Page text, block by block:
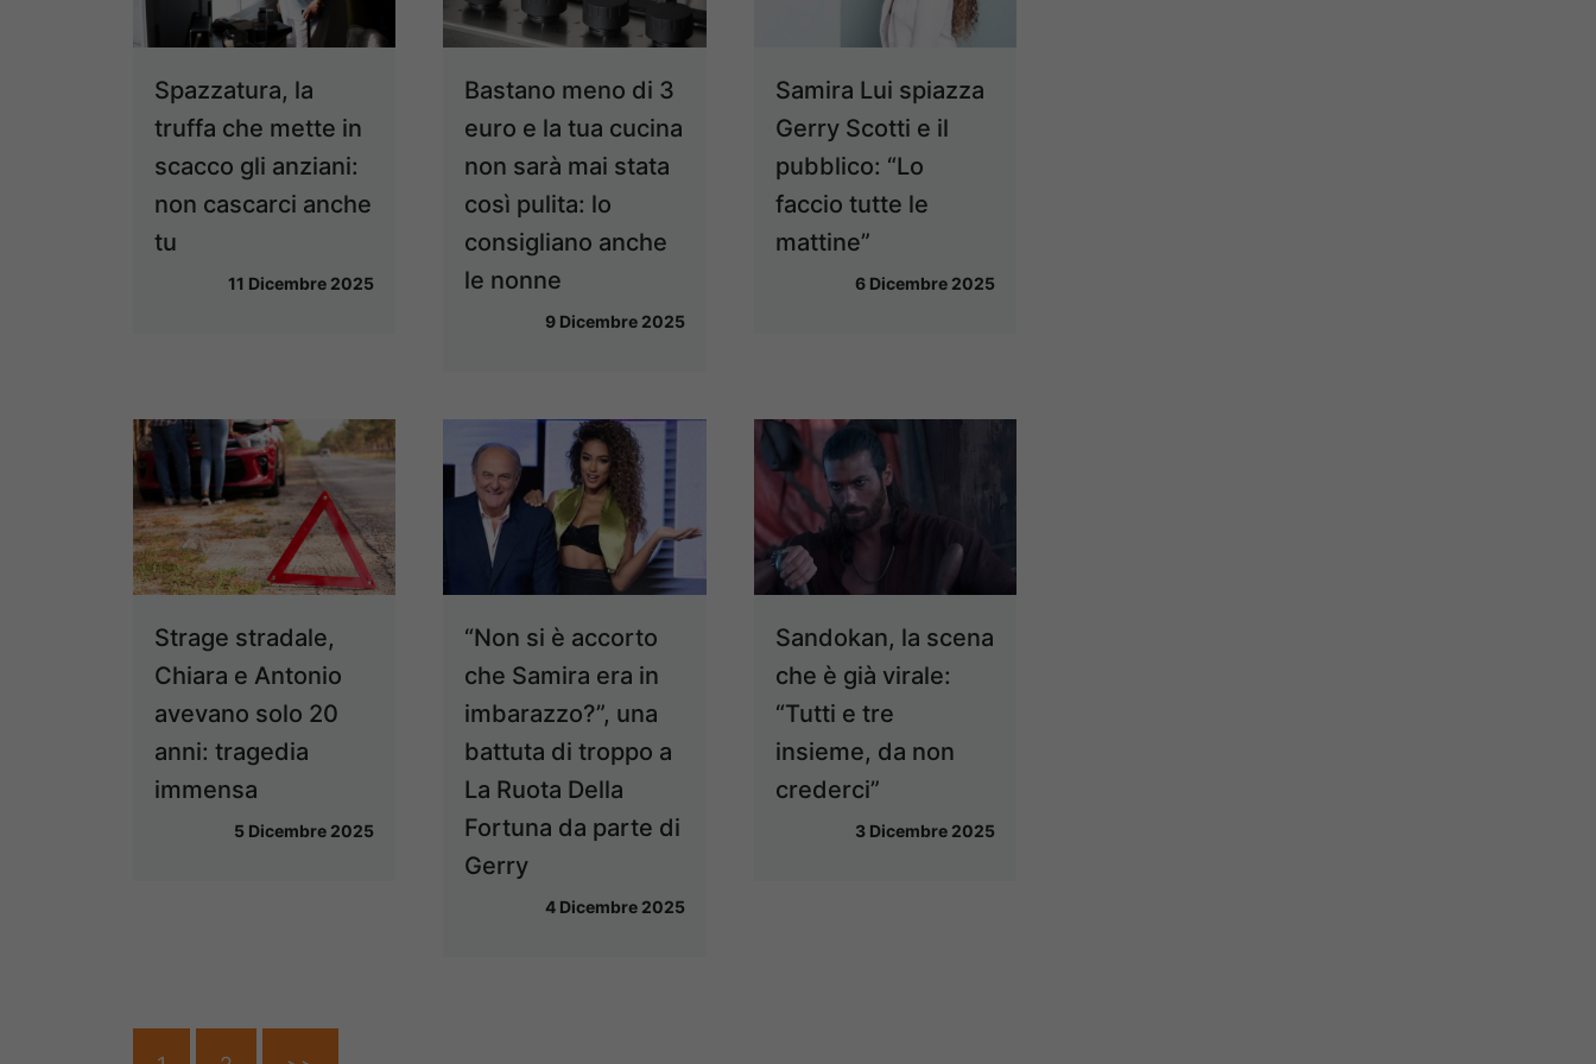
Spazzatura, la
truffa che mette in
scacco gli anziani:
non cascarci anche
tu
11 Dicembre 2025
Bastano meno di 3
euro e la tua cucina
non sarà mai stata
così pulita: lo
consigliano anche
le nonne
9 Dicembre 2025
Samira Lui spiazza
Gerry Scotti e il
pubblico: “Lo
faccio tutte le
mattine”
6 Dicembre 2025
Strage stradale,
Chiara e Antonio
avevano solo 20
anni: tragedia
immensa
5 Dicembre 2025
“Non si è accorto
che Samira era in
imbarazzo?”, una
battuta di troppo a
La Ruota Della
Fortuna da parte di
Gerry
4 Dicembre 2025
Sandokan, la scena
che è già virale:
“Tutti e tre
insieme, da non
crederci”
3 Dicembre 2025